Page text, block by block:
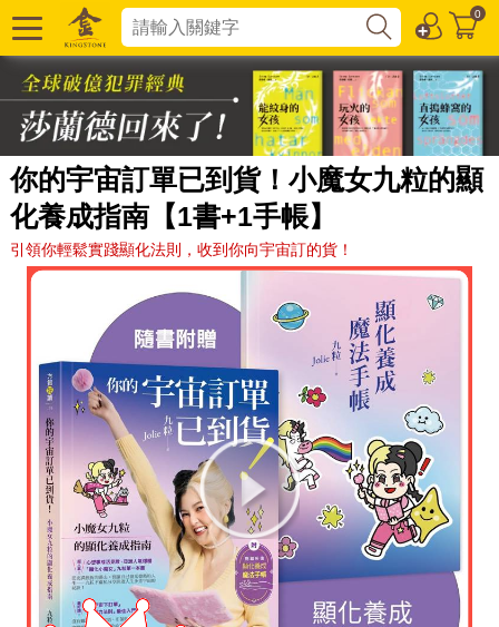
0
你的宇宙訂單已到貨！小魔女九粒的顯
化養成指南【1書+1手帳】
引領你輕鬆實踐顯化法則，收到你向宇宙訂的貨！